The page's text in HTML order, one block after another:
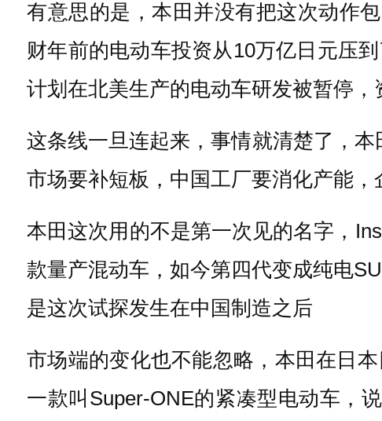
有意思的是，本田并没有把这次动作
财年前的电动车投资从10万亿日元压
计划在北美生产的电动车研发被暂停
这条线一旦连起来，事情就清楚了，
市场要补短板，中国工厂要消化产能
本田这次用的不是第一次见的名字，
款量产混动车，如今第四代变成纯电
是这次试探发生在中国制造之后
市场端的变化也不能忽略，本田在日
一款叫Super-ONE的紧凑型电动车，